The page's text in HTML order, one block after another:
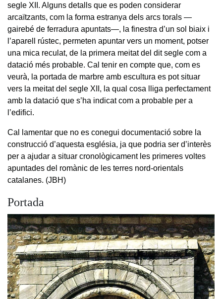
segle XII. Alguns detalls que es poden considerar
arcaïtzants, com la forma estranya dels arcs torals —
gairebé de ferradura apuntats—, la finestra d’un sol biaix i
l’aparell rústec, permeten apuntar vers un moment, potser
una mica reculat, de la primera meitat del dit segle com a
datació més probable. Cal tenir en compte que, com es
veurà, la portada de marbre amb escultura es pot situar
vers la meitat del segle XII, la qual cosa lliga perfectament
amb la datació que s’ha indicat com a probable per a
l’edifici.
Cal lamentar que no es conegui documentació sobre la
construcció d’aquesta església, ja que podria ser d’interès
per a ajudar a situar cronològicament les primeres voltes
apuntades del romànic de les terres nord-orientals
catalanes. (JBH)
Portada